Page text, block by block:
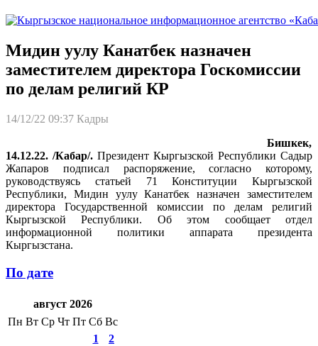
Мидин уулу Канатбек назначен
заместителем директора Госкомиссии
по делам религий КР
14/12/22 09:37 Кадры
Бишкек,
14.12.22. /Кабар/. Президент Кыргызской Республики Садыр
Жапаров подписал распоряжение, согласно которому,
руководствуясь статьей 71 Конституции Кыргызской
Республики, Мидин уулу Канатбек назначен заместителем
директора Государственной комиссии по делам религий
Кыргызской Республики. Об этом сообщает отдел
информационной политики аппарата президента
Кыргызстана.
По дате
август 2026
Пн Вт Ср Чт Пт Сб Вс
1
2